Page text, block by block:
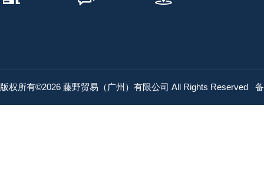
版权所有©2026 藤野贸易（广州）有限公司 All Rights Reserved